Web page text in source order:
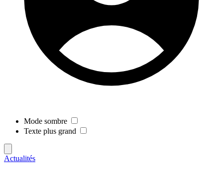
Mode sombre
Texte plus grand
Actualités